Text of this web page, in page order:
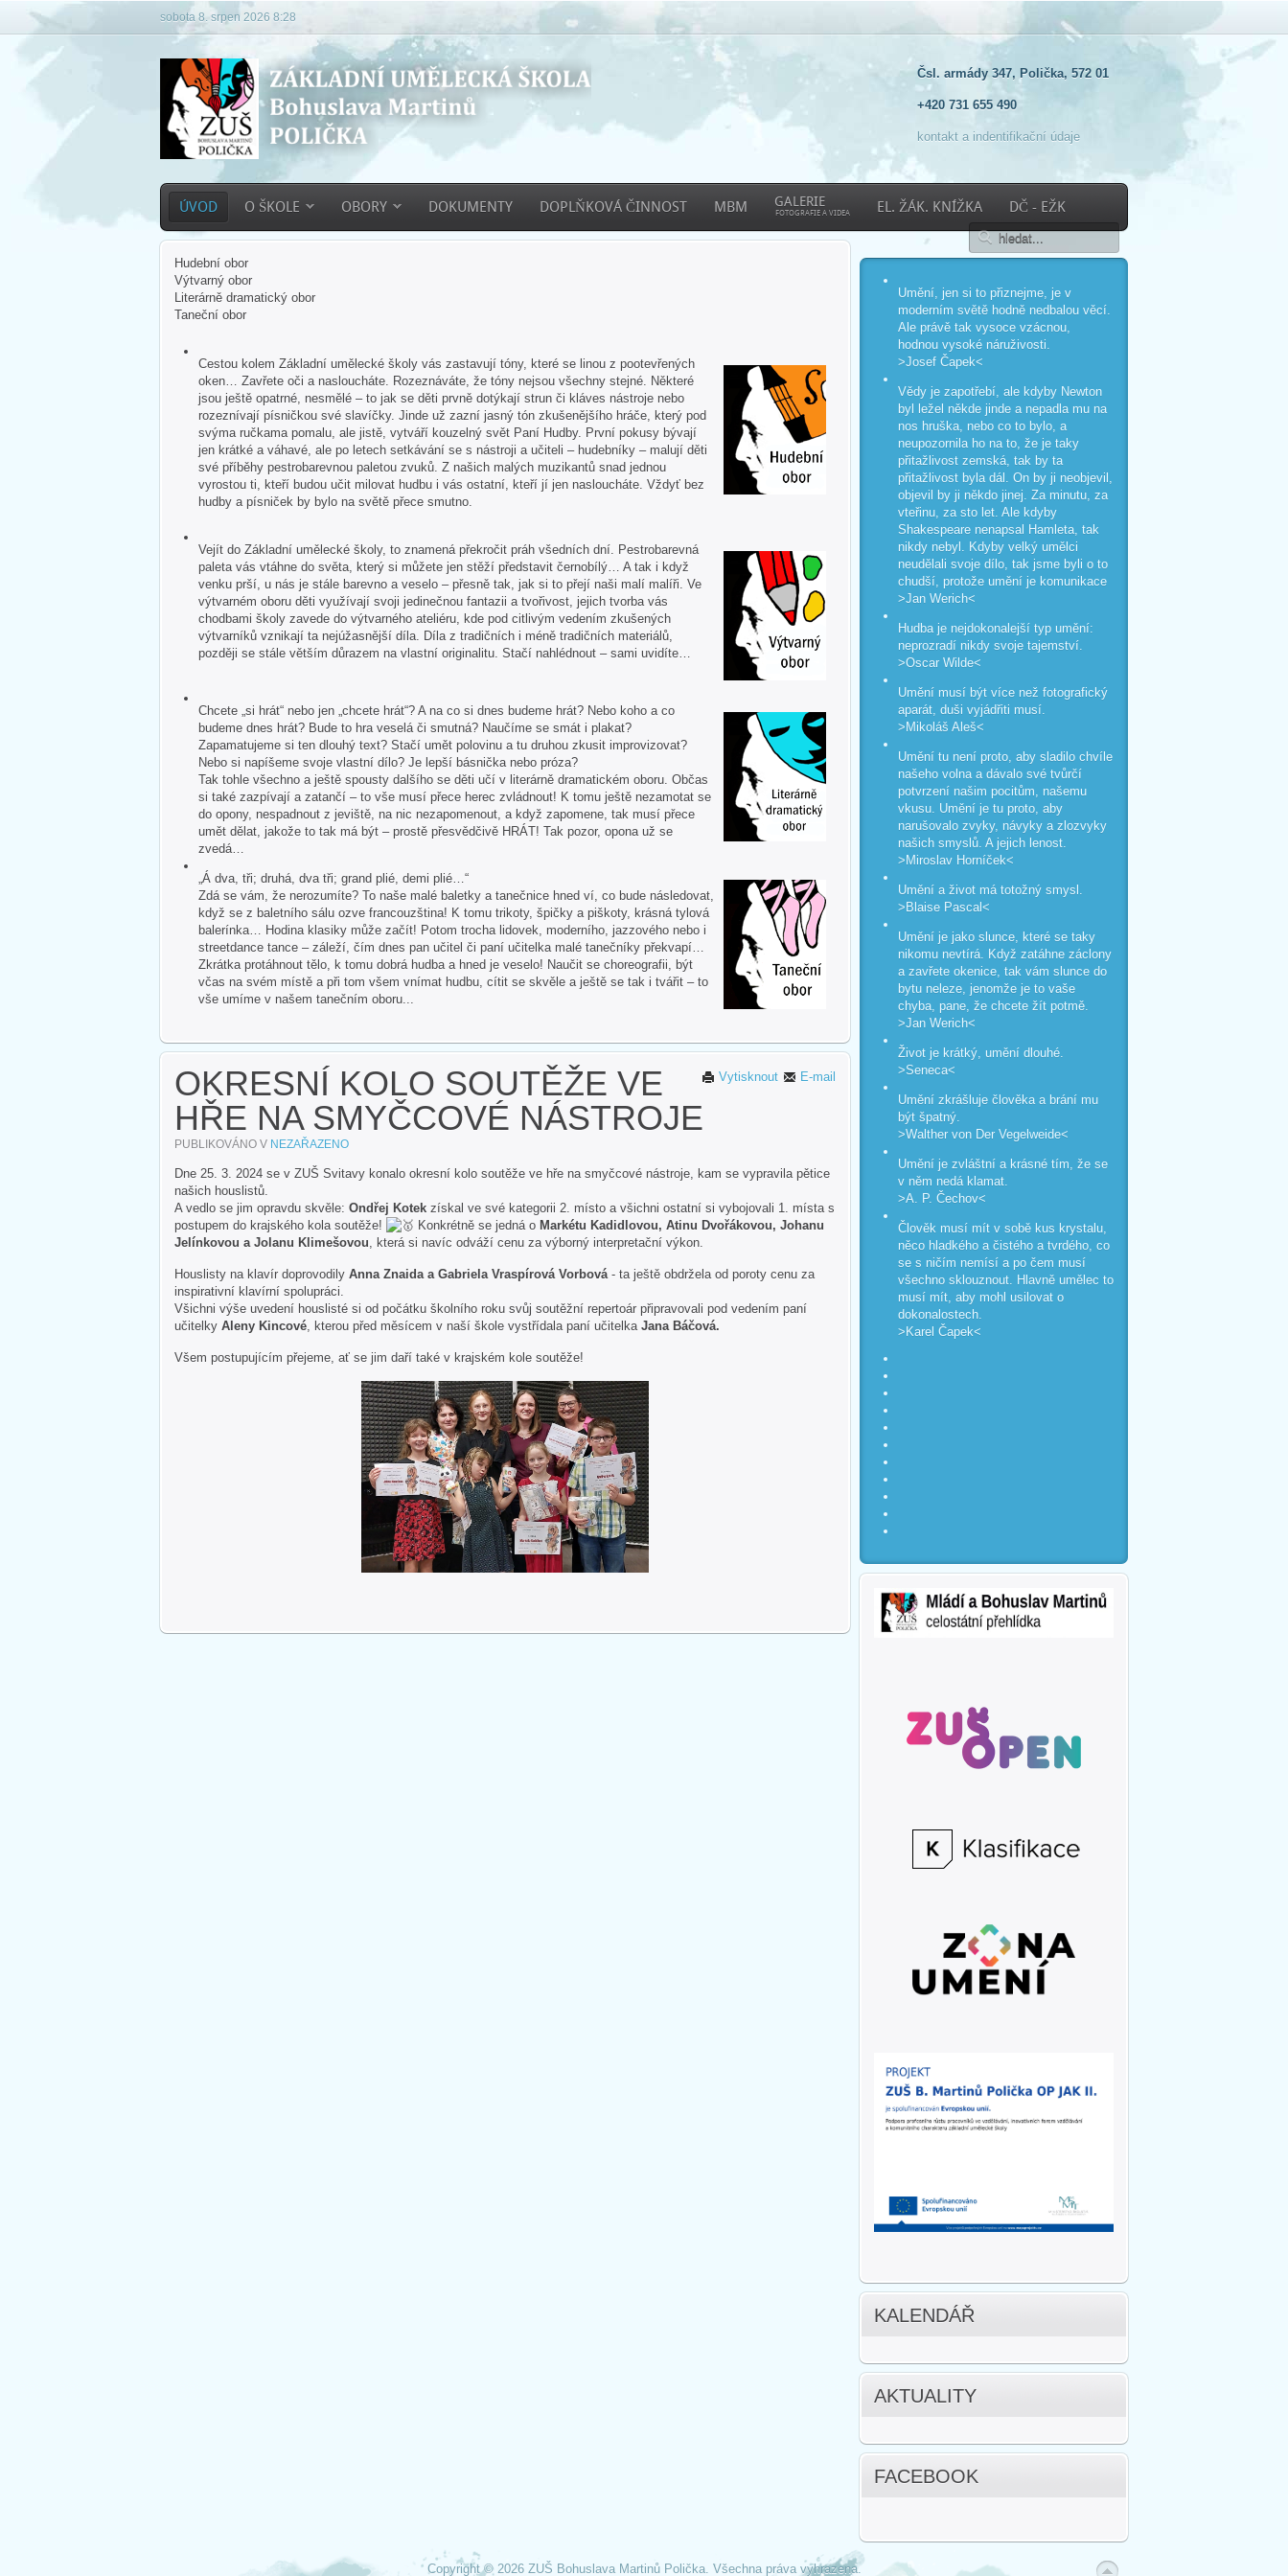
sobota 8. srpen 2026 8:28
Čsl. armády 347, Polička, 572 01
+420 731 655 490
kontakt a indentifikační údaje
ÚVOD O ŠKOLE OBORY DOKUMENTY DOPLŇKOVÁ ČINNOST MBM GALERIE
FOTOGRAFIE A VIDEA EL. ŽÁK. KNÍŽKA DČ - EŽK
Hudební obor
Výtvarný obor
Literárně dramatický obor
Taneční obor
Cestou kolem Základní umělecké školy vás zastavují tóny, které se linou z pootevřených
oken… Zavřete oči a nasloucháte. Rozeznáváte, že tóny nejsou všechny stejné. Některé
jsou ještě opatrné, nesmělé – to jak se děti prvně dotýkají strun či kláves nástroje nebo
rozeznívají písničkou své slavíčky. Jinde už zazní jasný tón zkušenějšího hráče, který pod
svýma ručkama pomalu, ale jistě, vytváří kouzelný svět Paní Hudby. První pokusy bývají
jen krátké a váhavé, ale po letech setkávání se s nástroji a učiteli – hudebníky – malují děti
své příběhy pestrobarevnou paletou zvuků. Z našich malých muzikantů snad jednou
vyrostou ti, kteří budou učit milovat hudbu i vás ostatní, kteří jí jen nasloucháte. Vždyť bez
hudby a písniček by bylo na světě přece smutno.
Vejít do Základní umělecké školy, to znamená překročit práh všedních dní. Pestrobarevná
paleta vás vtáhne do světa, který si můžete jen stěží představit černobílý… A tak i když
venku prší, u nás je stále barevno a veselo – přesně tak, jak si to přejí naši malí malíři. Ve
výtvarném oboru děti využívají svoji jedinečnou fantazii a tvořivost, jejich tvorba vás
chodbami školy zavede do výtvarného ateliéru, kde pod citlivým vedením zkušených
výtvarníků vznikají ta nejúžasnější díla. Díla z tradičních i méně tradičních materiálů,
později se stále větším důrazem na vlastní originalitu. Stačí nahlédnout – sami uvidíte…
Chcete „si hrát“ nebo jen „chcete hrát“? A na co si dnes budeme hrát? Nebo koho a co
budeme dnes hrát? Bude to hra veselá či smutná? Naučíme se smát i plakat?
Zapamatujeme si ten dlouhý text? Stačí umět polovinu a tu druhou zkusit improvizovat?
Nebo si napíšeme svoje vlastní dílo? Je lepší básnička nebo próza?
Tak tohle všechno a ještě spousty dalšího se děti učí v literárně dramatickém oboru. Občas
si také zazpívají a zatančí – to vše musí přece herec zvládnout! K tomu ještě nezamotat se
do opony, nespadnout z jeviště, na nic nezapomenout, a když zapomene, tak musí přece
umět dělat, jakože to tak má být – prostě přesvědčivě HRÁT! Tak pozor, opona už se
zvedá…
„Á dva, tři; druhá, dva tři; grand plié, demi plié…“
Zdá se vám, že nerozumíte? To naše malé baletky a tanečnice hned ví, co bude následovat,
když se z baletního sálu ozve francouzština! K tomu trikoty, špičky a piškoty, krásná tylová
balerínka… Hodina klasiky může začít! Potom trocha lidovek, moderního, jazzového nebo i
streetdance tance – záleží, čím dnes pan učitel či paní učitelka malé tanečníky překvapí…
Zkrátka protáhnout tělo, k tomu dobrá hudba a hned je veselo! Naučit se choreografii, být
včas na svém místě a při tom všem vnímat hudbu, cítit se skvěle a ještě se tak i tvářit – to
vše umíme v našem tanečním oboru...
E-mail
Vytisknout
OKRESNÍ KOLO SOUTĚŽE VE
HŘE NA SMYČCOVÉ NÁSTROJE
PUBLIKOVÁNO V NEZAŘAZENO
Dne 25. 3. 2024 se v ZUŠ Svitavy konalo okresní kolo soutěže ve hře na smyčcové nástroje, kam se vypravila pětice
našich houslistů.
A vedlo se jim opravdu skvěle: Ondřej Kotek získal ve své kategorii 2. místo a všichni ostatní si vybojovali 1. místa s
postupem do krajského kola soutěže!
Konkrétně se jedná o Markétu Kadidlovou, Atinu Dvořákovou, Johanu
Jelínkovou a Jolanu Klimešovou, která si navíc odváží cenu za výborný interpretační výkon.
Houslisty na klavír doprovodily Anna Znaida a Gabriela Vraspírová Vorbová- ta ještě obdržela od poroty cenu za
inspirativní klavírní spolupráci.
Všichni výše uvedení houslisté si od počátku školního roku svůj soutěžní repertoár připravovali pod vedením paní
učitelky Aleny Kincové, kterou před měsícem v naší škole vystřídala paní učitelka Jana Báčová.
Všem postupujícím přejeme, ať se jim daří také v krajském kole soutěže!
Umění, jen si to přiznejme, je v
moderním světě hodně nedbalou věcí.
Ale právě tak vysoce vzácnou,
hodnou vysoké náruživosti.
>Josef Čapek<
Vědy je zapotřebí, ale kdyby Newton
byl ležel někde jinde a nepadla mu na
nos hruška, nebo co to bylo, a
neupozornila ho na to, že je taky
přitažlivost zemská, tak by ta
přitažlivost byla dál. On by ji neobjevil,
objevil by ji někdo jinej. Za minutu, za
vteřinu, za sto let. Ale kdyby
Shakespeare nenapsal Hamleta, tak
nikdy nebyl. Kdyby velký umělci
neudělali svoje dílo, tak jsme byli o to
chudší, protože umění je komunikace
>Jan Werich<
Hudba je nejdokonalejší typ umění:
neprozradí nikdy svoje tajemství.
>Oscar Wilde<
Umění musí být více než fotografický
aparát, duši vyjádřiti musí.
>Mikoláš Aleš<
Umění tu není proto, aby sladilo chvíle
našeho volna a dávalo své tvůrčí
potvrzení našim pocitům, našemu
vkusu. Umění je tu proto, aby
narušovalo zvyky, návyky a zlozvyky
našich smyslů. A jejich lenost.
>Miroslav Horníček<
Umění a život má totožný smysl.
>Blaise Pascal<
Umění je jako slunce, které se taky
nikomu nevtírá. Když zatáhne záclony
a zavřete okenice, tak vám slunce do
bytu neleze, jenomže je to vaše
chyba, pane, že chcete žít potmě.
>Jan Werich<
Život je krátký, umění dlouhé.
>Seneca<
Umění zkrášluje člověka a brání mu
být špatný.
>Walther von Der Vegelweide<
Umění je zvláštní a krásné tím, že se
v něm nedá klamat.
>A. P. Čechov<
Člověk musí mít v sobě kus krystalu,
něco hladkého a čistého a tvrdého, co
se s ničím nemísí a po čem musí
všechno sklouznout. Hlavně umělec to
musí mít, aby mohl usilovat o
dokonalostech.
>Karel Čapek<
KALENDÁŘ
AKTUALITY
FACEBOOK
Copyright © 2026 ZUŠ Bohuslava Martinů Polička. Všechna práva vyhrazena.